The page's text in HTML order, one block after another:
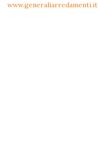
www.generaliarredamenti.it